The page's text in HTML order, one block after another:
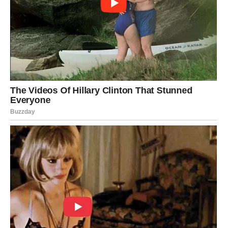
Ono što dolazi možda neće biti lako razumeti u prvom
trenutku, ali će vrlo brzo postati jasno da je sve deo
mnogo veće slike.